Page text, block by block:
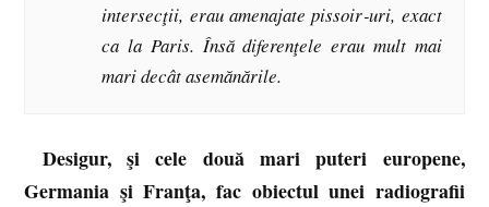
intersecţii, erau amenajatepissoir‑uri, exact
ca la Paris. Însă diferenţele erau mult mai
mari decât asemănările.
Desigur, şi cele două mari puteri europene,
Germania şi Franţa, fac obiectul unei radiografii